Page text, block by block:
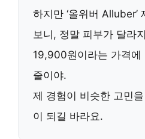
하지만 ‘올위버 Alluber’
보니, 정말 피부가 달라
19,900원이라는 가격에
줄이야.
제 경험이 비슷한 고민
이 되길 바라요.